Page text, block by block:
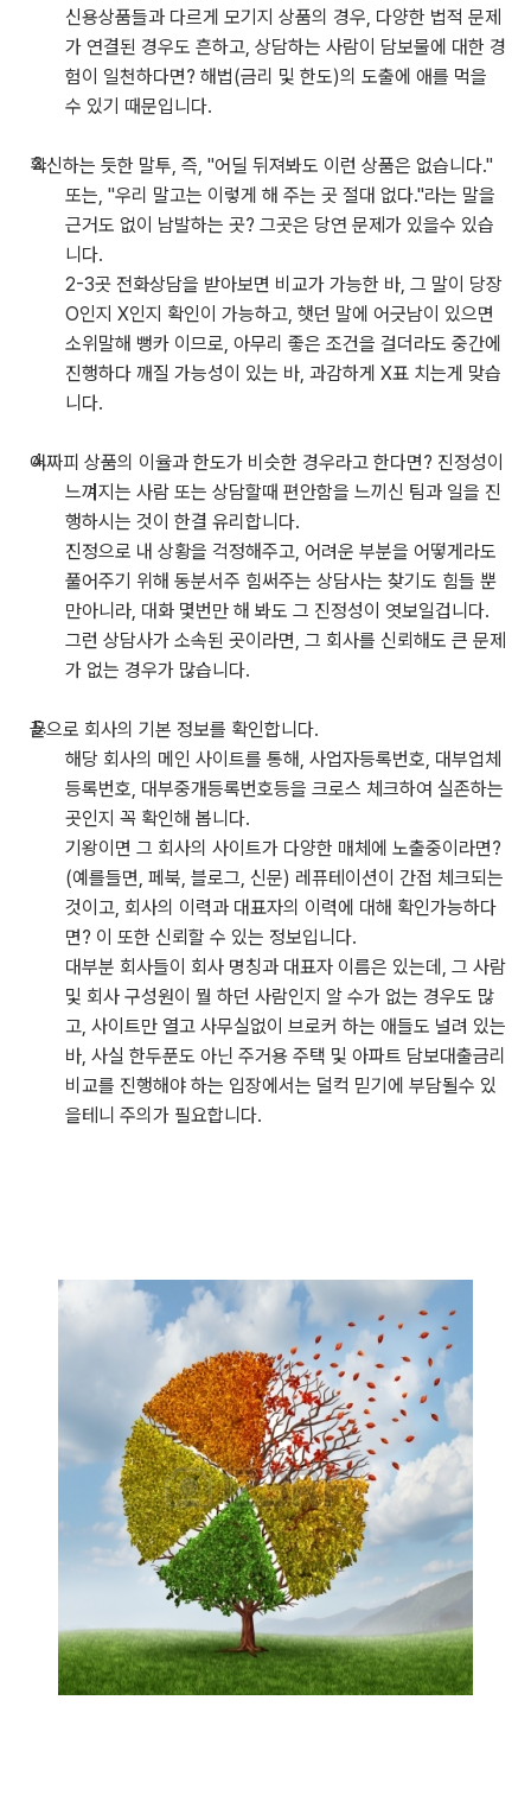
신용상품들과 다르게 모기지 상품의 경우, 다양한 법적 문제
가 연결된 경우도 흔하고, 상담하는 사람이 담보물에 대한 경
험이 일천하다면? 해법(금리 및 한도)의 도출에 애를 먹을
수 있기 때문입니다.
확신하는 듯한 말투, 즉, "어딜 뒤져봐도 이런 상품은 없습니다."
또는, "우리 말고는 이렇게 해 주는 곳 절대 없다."라는 말을
근거도 없이 남발하는 곳? 그곳은 당연 문제가 있을수 있습
니다.
2-3곳 전화상담을 받아보면 비교가 가능한 바, 그 말이 당장
O인지 X인지 확인이 가능하고, 햇던 말에 어긋남이 있으면
소위말해 뻥카 이므로, 아무리 좋은 조건을 걸더라도 중간에
진행하다 깨질 가능성이 있는 바, 과감하게 X표 치는게 맞습
니다.
어짜피 상품의 이율과 한도가 비슷한 경우라고 한다면? 진정성이
느껴지는 사람 또는 상담할때 편안함을 느끼신 팀과 일을 진
행하시는 것이 한결 유리합니다.
진정으로 내 상황을 걱정해주고, 어려운 부분을 어떻게라도
풀어주기 위해 동분서주 힘써주는 상담사는 찾기도 힘들 뿐
만아니라, 대화 몇번만 해 봐도 그 진정성이 엿보일겁니다.
그런 상담사가 소속된 곳이라면, 그 회사를 신뢰해도 큰 문제
가 없는 경우가 많습니다.
끝으로 회사의 기본 정보를 확인합니다.
해당 회사의 메인 사이트를 통해, 사업자등록번호, 대부업체
등록번호, 대부중개등록번호등을 크로스 체크하여 실존하는
곳인지 꼭 확인해 봅니다.
기왕이면 그 회사의 사이트가 다양한 매체에 노출중이라면?
(예를들면, 페북, 블로그, 신문) 레퓨테이션이 간접 체크되는
것이고, 회사의 이력과 대표자의 이력에 대해 확인가능하다
면? 이 또한 신뢰할 수 있는 정보입니다.
대부분 회사들이 회사 명칭과 대표자 이름은 있는데, 그 사람
및 회사 구성원이 뭘 하던 사람인지 알 수가 없는 경우도 많
고, 사이트만 열고 사무실없이 브로커 하는 애들도 널려 있는
바, 사실 한두푼도 아닌 주거용 주택 및 아파트 담보대출금리
비교를 진행해야 하는 입장에서는 덜컥 믿기에 부담될수 있
을테니 주의가 필요합니다.